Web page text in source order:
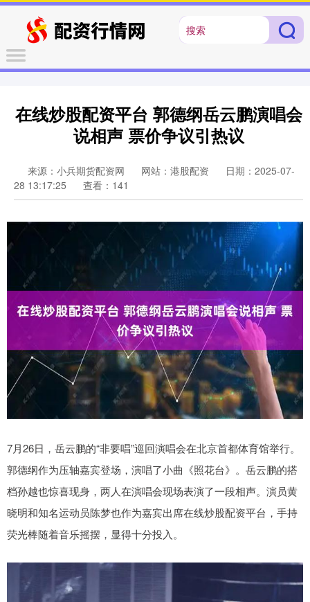
在线炒股配资平台 郭德纲岳云鹏演唱会
说相声 票价争议引热议
来源：小兵期货配资网 网站：港股配资
日期：2025-07-
28 13:17:25
查看：141
7月26日，岳云鹏的“非要唱”巡回演唱会在北京首都体育馆举行。
郭德纲作为压轴嘉宾登场，演唱了小曲《照花台》。岳云鹏的搭
档孙越也惊喜现身，两人在演唱会现场表演了一段相声。演员黄
晓明和知名运动员陈梦也作为嘉宾出席在线炒股配资平台，手持
荧光棒随着音乐摇摆，显得十分投入。